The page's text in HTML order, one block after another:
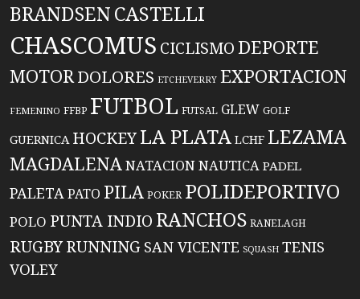
BRANDSENCASTELLI
CHASCOMUS CICLISMO DEPORTE
MOTORDOLORES ETCHEVERRY EXPORTACION
FEMENINO FFBP FUTBOL FUTSAL GLEW GOLF
GUERNICA HOCKEYLA PLATA LCHF LEZAMA
MAGDALENANATACIONNAUTICA PADEL
PALETAPATO PILA POKER POLIDEPORTIVO
POLO PUNTA INDIO RANCHOS RANELAGH
RUGBYRUNNING SAN VICENTE SQUASH TENIS
VOLEY